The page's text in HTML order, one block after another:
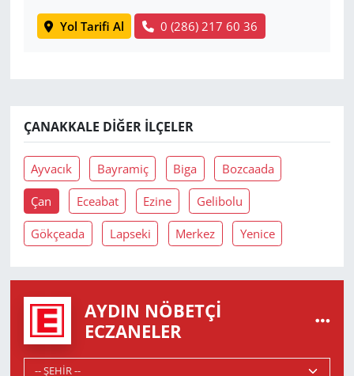
Yol Tarifi Al 0 (286) 217 60 36
ÇANAKKALE DIĞER İLÇELER
Ayvacık Bayramiç Biga Bozcaada
Çan Eceabat Ezine Gelibolu
Gökçeada Lapseki Merkez Yenice
AYDIN NÖBETÇI
ECZANELER